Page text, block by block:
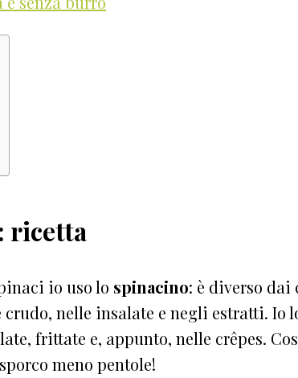
ricetta
io uso lo spinacino: è diverso dai
nelle insalate e negli estratti. Io
frittate e, appunto, nelle crêpes.
meno pentole!